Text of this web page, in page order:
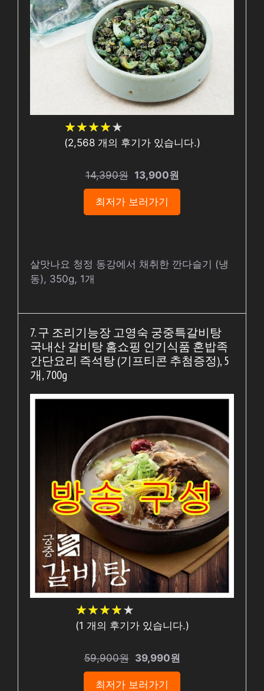
★★★★★
★★★★★
(2,568개의 후기가 있습니다.)
14,390원 13,900원
최저가 보러가기
살맛나요 청정 동강에서 채취한 깐다슬기 (냉
동), 350g, 1개
7. 구 조리기능장 고영숙 궁중특갈비탕
국내산 갈비탕 홈쇼핑 인기식품 혼밥족
간단요리 즉석탕 (기프티콘 추첨증정), 5
개, 700g
★★★★★
★★★★★
(1 개의 후기가 있습니다.)
59,900원 39,990원
최저가 보러가기